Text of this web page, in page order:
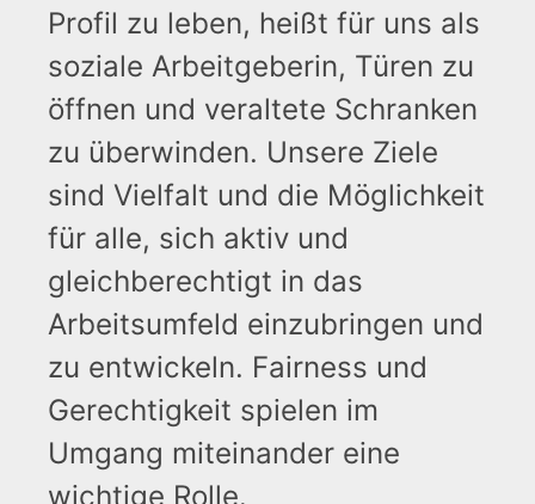
Profil zu leben, heißt für uns als
soziale Arbeitgeberin, Türen zu
öffnen und veraltete Schranken
zu überwinden. Unsere Ziele
sind Vielfalt und die Möglichkeit
für alle, sich aktiv und
gleichberechtigt in das
Arbeitsumfeld einzubringen und
zu entwickeln. Fairness und
Gerechtigkeit spielen im
Umgang miteinander eine
wichtige Rolle.